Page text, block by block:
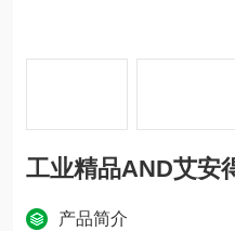
工业精品AND艾安
产品简介